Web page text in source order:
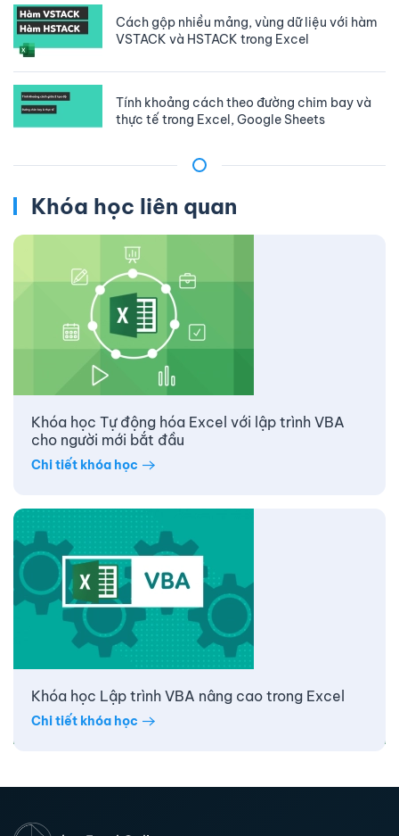
Cách gộp nhiều mảng, vùng dữ liệu với hàm
VSTACK và HSTACK trong Excel
Tính khoảng cách theo đường chim bay và
thực tế trong Excel, Google Sheets
Khóa học liên quan
Khóa học Tự động hóa Excel với lập trình VBA
cho người mới bắt đầu
Chi tiết khóa học
Khóa học Lập trình VBA nâng cao trong Excel
Chi tiết khóa học